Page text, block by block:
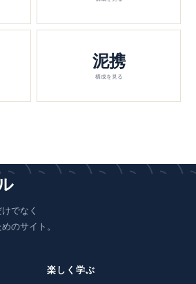
泥携
構成を見る
でなく
のサイト。
楽しく学ぶ